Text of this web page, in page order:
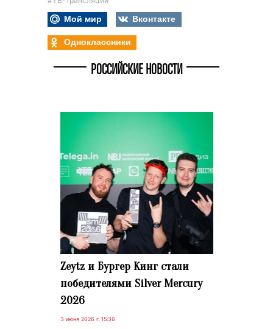
Мой мир
Вконтакте
Одноклассники
РОССИЙСКИЕ НОВОСТИ
Zeytz и Бургер Кинг стали
победителями Silver Mercury
2026
3 июня 2026 г. 15:36